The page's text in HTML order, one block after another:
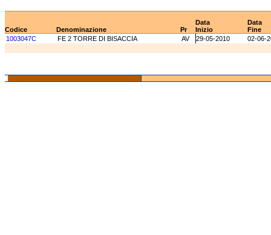
Data
Data
Codice
Denominazione Pr Inizio
Fine
1003047C
FE 2 TORRE DI BISACCIA AV 29-05-2010 02-06-